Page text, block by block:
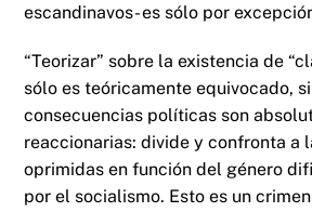
escandinavos- es sólo por
“Teorizar” sobre la existencia de
sólo es teóricamente equivocado,
consecuencias políticas son
reaccionarias: divide y confronta a
oprimidas en función del género
por el socialismo. Esto es un